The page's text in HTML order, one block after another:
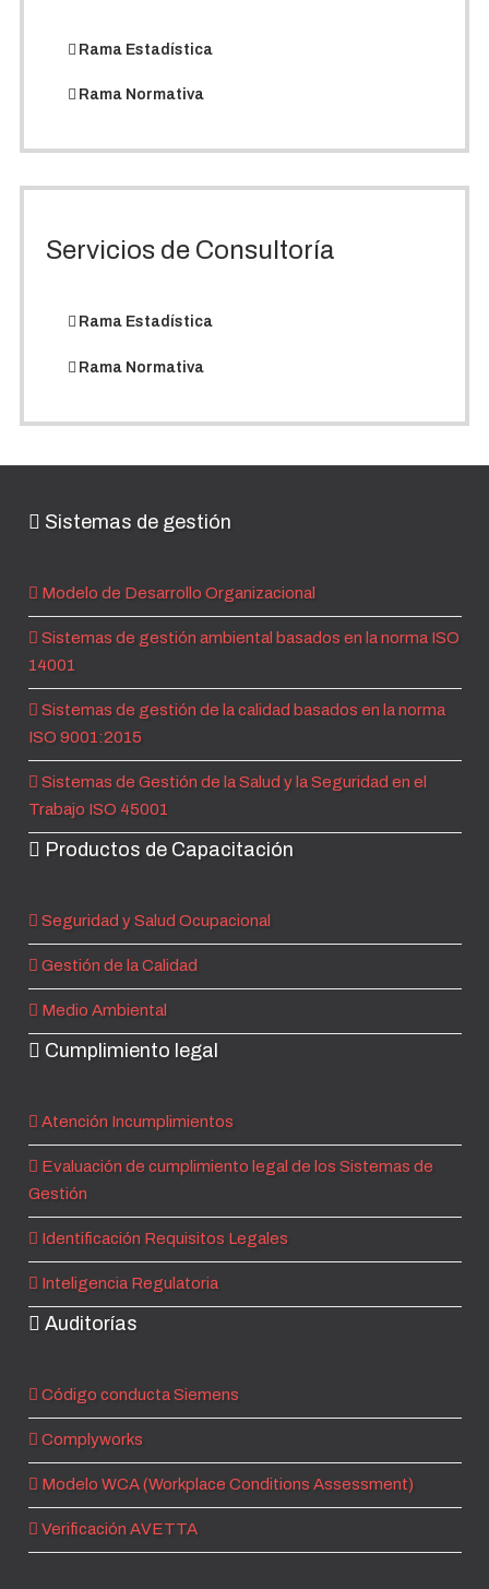
Rama Estadística
Rama Normativa
Servicios de Consultoría
Rama Estadística
Rama Normativa
Sistemas de gestión
Modelo de Desarrollo Organizacional
Sistemas de gestión ambiental basados en la norma ISO
14001
Sistemas de gestión de la calidad basados en la norma
ISO 9001:2015
Sistemas de Gestión de la Salud y la Seguridad en el
Trabajo ISO 45001
Productos de Capacitación
Seguridad y Salud Ocupacional
Gestión de la Calidad
Medio Ambiental
Cumplimiento legal
Atención Incumplimientos
Evaluación de cumplimiento legal de los Sistemas de
Gestión
Identificación Requisitos Legales
Inteligencia Regulatoria
Auditorías
Código conducta Siemens
Complyworks
Modelo WCA (Workplace Conditions Assessment)
Verificación AVETTA